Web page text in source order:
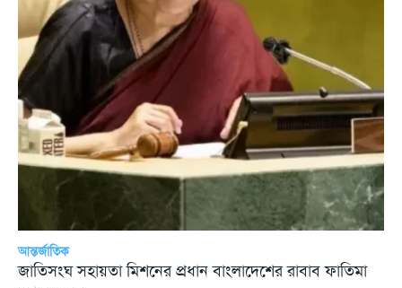
আন্তর্জাতিক
জাতিসংঘ সহায়তা মিশনের প্রধান বাংলাদেশের রাবাব ফাতিমা